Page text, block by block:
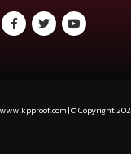
www.kpproof.com | © Copyright